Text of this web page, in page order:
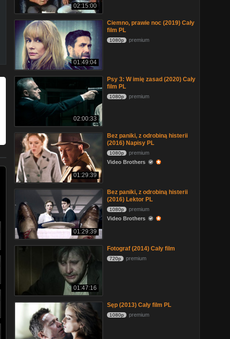
02:15:00
01:49:04
Ciemno, prawie noc (2019) Cały
film PL
1080p premium
02:00:33
Psy 3: W imię zasad (2020) Cały
film PL
1080p premium
01:29:39
Bez paniki, z odrobiną histerii
(2016) Napisy PL
1080p
premium
Video Brothers
01:29:39
Bez paniki, z odrobiną histerii
(2016) Lektor PL
1080p
premium
Video Brothers
01:47:16
Fotograf (2014) Cały film
720p premium
Sęp (2013) Cały film PL
1080p premium